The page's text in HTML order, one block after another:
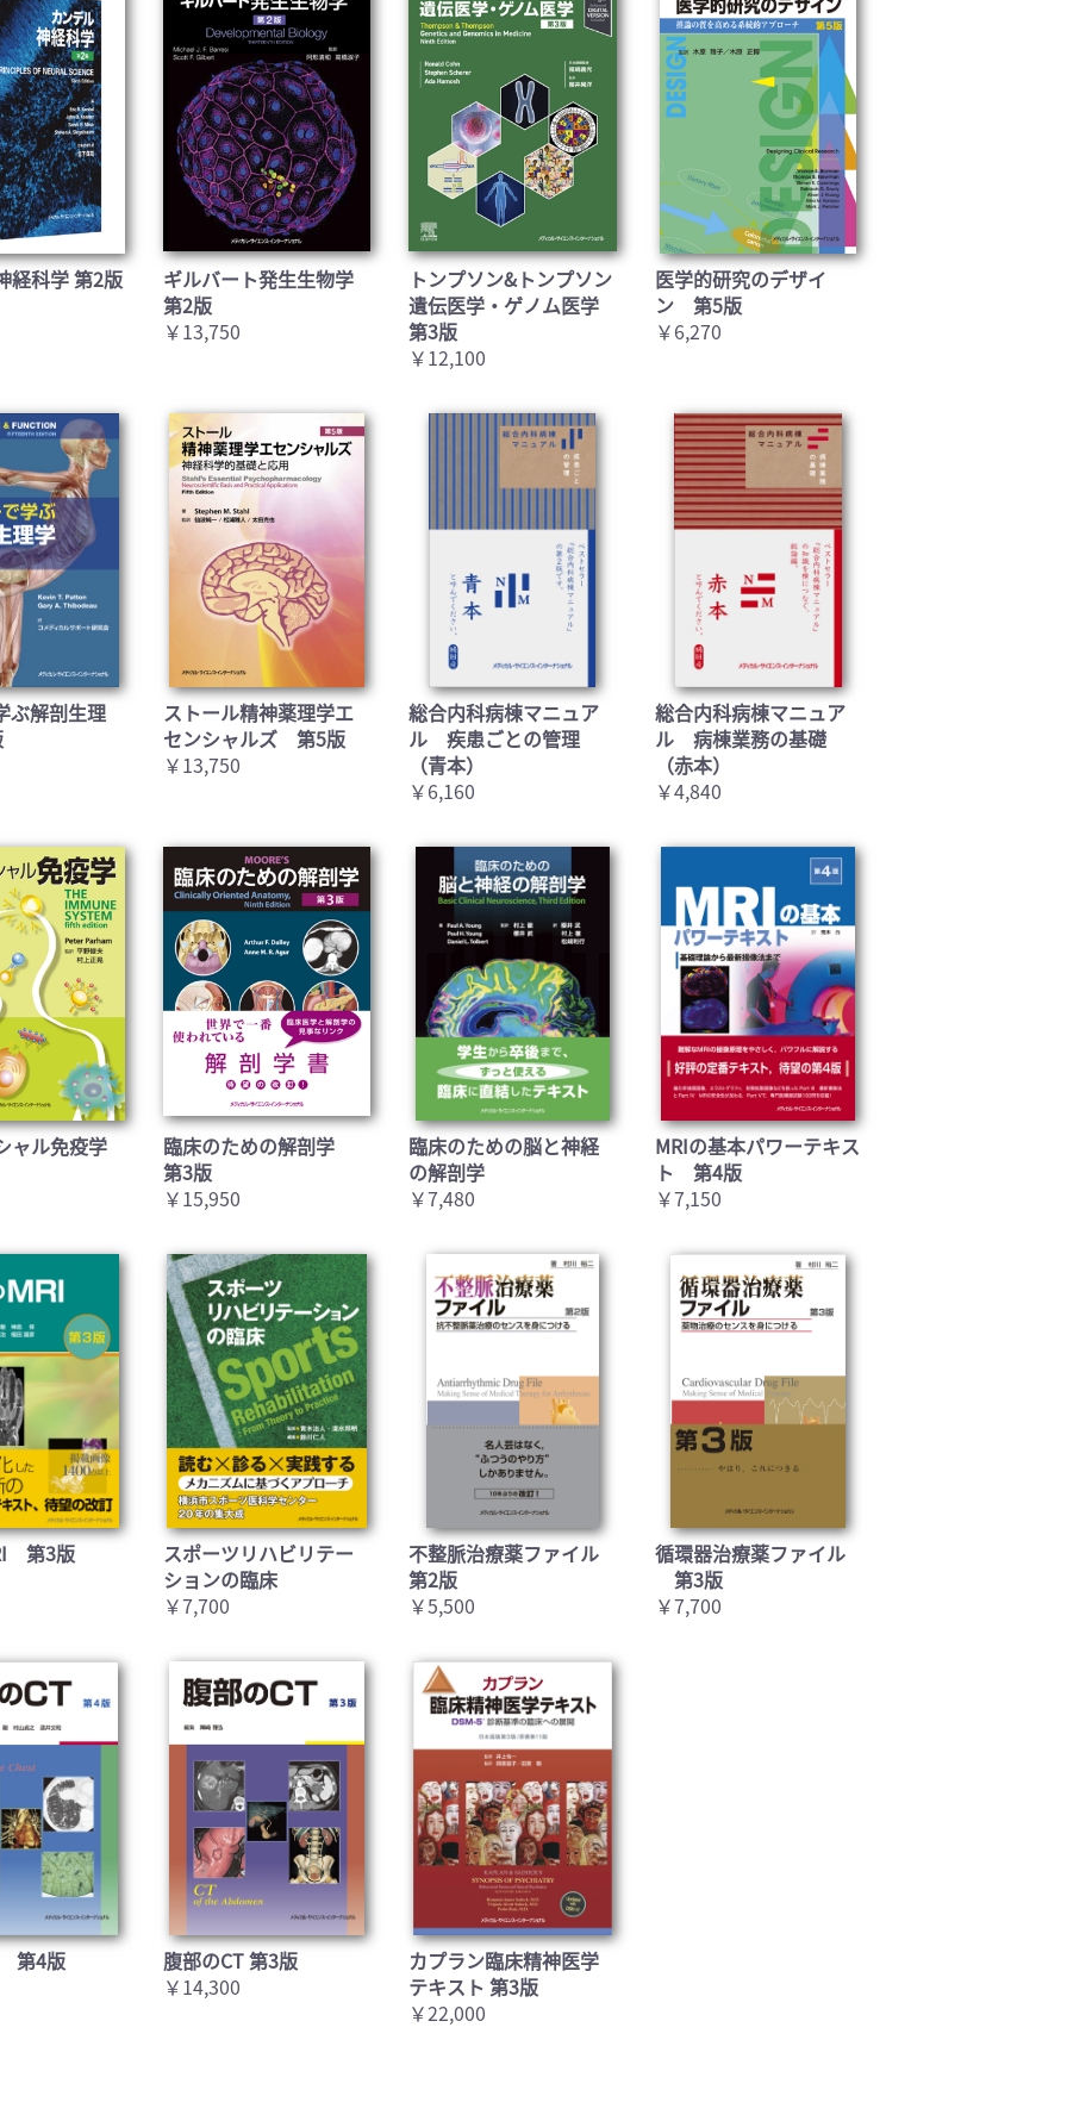
お買い物を続ける カートへ進む
経科学 第2版
ギルバート発生生物学
第2版
￥13,750
トンプソン&トンプソン
遺伝医学・ゲノム医学
第3版
￥12,100
医学的研究のデザイ
ン 第5版
￥6,270
ぶ解剖生理
ストール精神薬理学エ
センシャルズ 第5版
￥13,750
総合内科病棟マニュア
ル 疾患ごとの管理
（青本）
￥6,160
総合内科病棟マニュア
ル 病棟業務の基礎
（赤本）
￥4,840
ャル免疫学
臨床のための解剖学
第3版
￥15,950
臨床のための脳と神経
の解剖学
￥7,480
MRIの基本パワーテキス
ト 第4版
￥7,150
第3版
スポーツリハビリテー
ションの臨床
￥7,700
不整脈治療薬ファイル
第2版
￥5,500
循環器治療薬ファイル
第3版
￥7,700
第4版
腹部のCT 第3版
￥14,300
カプラン臨床精神医学
テキスト 第3版
￥22,000